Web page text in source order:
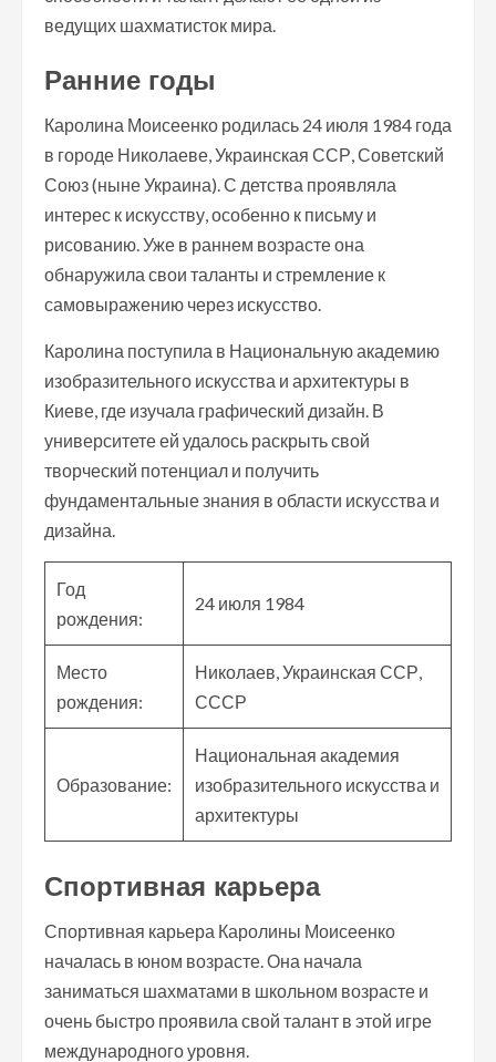
ведущих шахматисток мира.
Ранние годы
Каролина Моисеенко родилась 24 июля 1984 года
в городе Николаеве, Украинская ССР, Советский
Союз (ныне Украина). С детства проявляла
интерес к искусству, особенно к письму и
рисованию. Уже в раннем возрасте она
обнаружила свои таланты и стремление к
самовыражению через искусство.
Каролина поступила в Национальную академию
изобразительного искусства и архитектуры в
Киеве, где изучала графический дизайн. В
университете ей удалось раскрыть свой
творческий потенциал и получить
фундаментальные знания в области искусства и
дизайна.
Год
рождения:
24 июля 1984
Место
рождения:
Николаев, Украинская ССР,
СССР
Образование:
Национальная академия
изобразительного искусства и
архитектуры
Спортивная карьера
Спортивная карьера Каролины Моисеенко
началась в юном возрасте. Она начала
заниматься шахматами в школьном возрасте и
очень быстро проявила свой талант в этой игре
международного уровня.